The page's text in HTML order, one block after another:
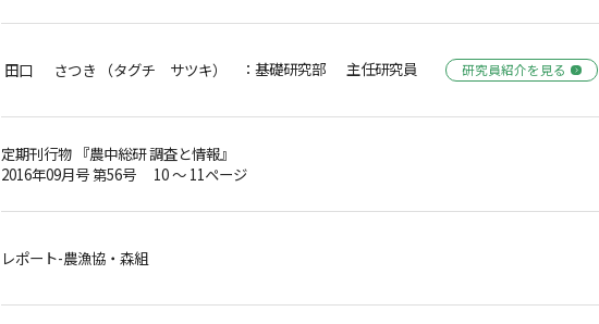
田口 さつき （タグチ サツキ） ：基礎研究部 主任研究員 研究員紹介を見る
定期刊行物 『農中総研 調査と情報』
2016年09月号 第56号 10 ～ 11ページ
レポート-農漁協・森組